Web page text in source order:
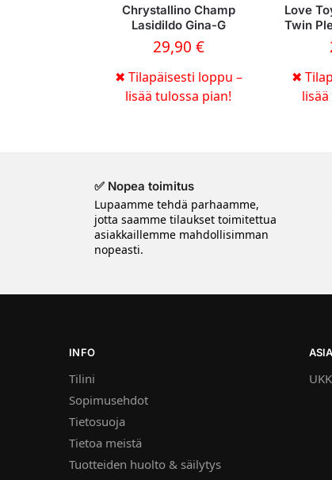
Chrystallino Champ
Lasidildo Gina-G
29,90 €
✖ Tilapäisesti loppu –
lisää tulossa pian!
Love
Twin
✖
✅ Nopea toimitus
Lupaamme tehdä parhaamme,
jotta saamme tilaukset toimitettua
asiakkaillemme mahdollisimman
nopeasti.
INFO
Tilini
Sopimusehdot
Tietosuoja
Tietoa meistä
Tuotteiden huolto & säilytys